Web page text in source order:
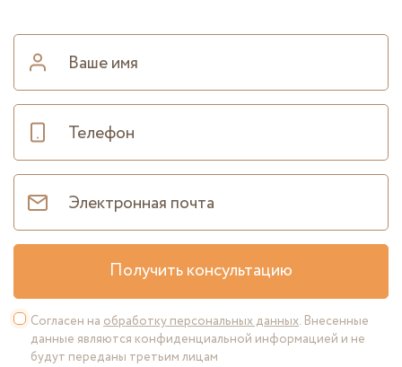
Получить консультацию
Согласен на обработку персональных данных. Внесенные
данные являются конфиденциальной информацией и не
будут переданы третьим лицам